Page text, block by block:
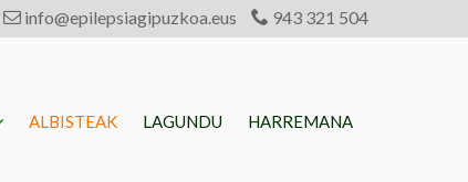
info@epilepsiagipuzkoa.eus 943 321 504
ALBISTEAK LAGUNDU HARREMANA